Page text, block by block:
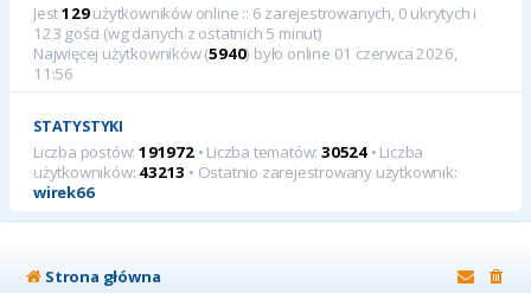
Jest129użytkowników online :: 6 zarejestrowanych, 0 ukrytych i
123 gości (wg danych z ostatnich 5 minut)
Najwięcej użytkowników (5940) było online 01 czerwca 2026,
11:56
STATYSTYKI
Liczba postów: 191972• Liczba tematów:30524 • Liczba
użytkowników: 43213 • Ostatnio zarejestrowany użytkownik:
wirek66
Strona główna